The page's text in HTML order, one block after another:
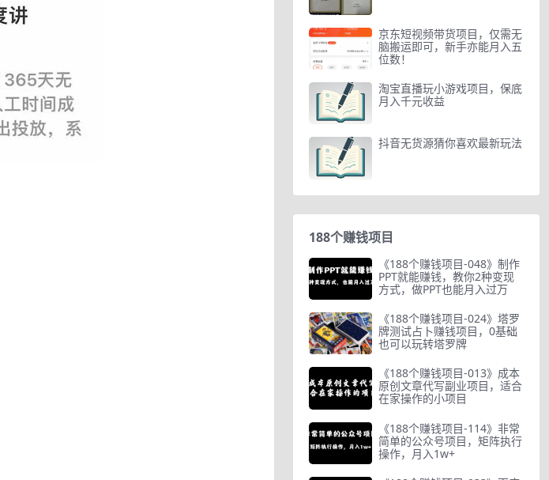
京东短视频带货项目，仅需无
脑搬运即可，新手亦能月入五
位数！
淘宝直播玩小游戏项目，保底
月入千元收益
抖音无货源猜你喜欢最新玩法
188个赚钱项目
《188个赚钱项目-048》制作
PPT就能赚钱，教你2种变现
方式，做PPT也能月入过万
《188个赚钱项目-024》塔罗
牌测试占卜赚钱项目，0基础
也可以玩转塔罗牌
《188个赚钱项目-013》成本
原创文章代写副业项目，适合
在家操作的小项目
《188个赚钱项目-114》非常
简单的公众号项目，矩阵执行
操作，月入1w+